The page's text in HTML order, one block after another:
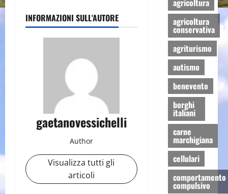
INFORMAZIONI SULL'AUTORE
gaetanovessichelli
Author
Visualizza tutti gli
articoli
agricoltura
agricoltura
conservativa
agriturismo
autismo
benevento
borghi
italiani
carne
marchigiana
cellulari
comportamento
compulsivo